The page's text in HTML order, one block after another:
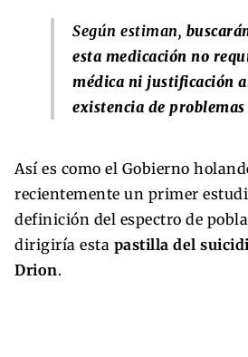
Según estiman,
esta medicación no
médica ni justificación
existencia de
Así es como el Gobierno
recientemente un primer
definición del espectro de
dirigiría esta pastilla del
Drion.